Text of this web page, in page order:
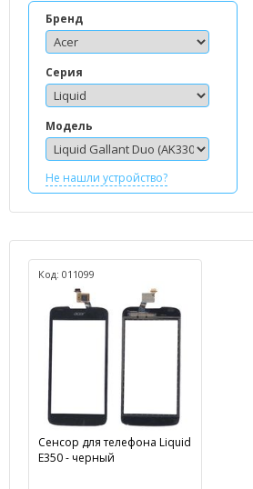
Бренд
Серия
Модель
Не нашли устройство?
Код: 011099
Сенсор для телефона Liquid
E350 - черный